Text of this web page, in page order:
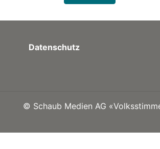
Datenschutz
© Schaub Medien AG